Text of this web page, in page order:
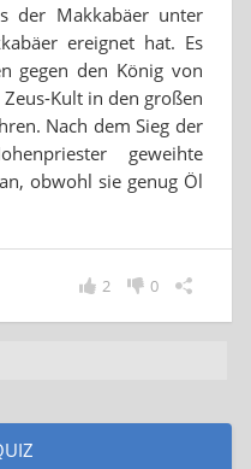
der Makkabäer unter
ereignet hat. Es
gegen den König von
Kult in den großen
Nach dem Sieg der
geweihte
obwohl sie genug Öl
0
2